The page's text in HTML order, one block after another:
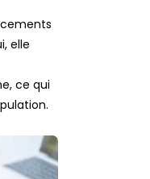
elle
ce qui